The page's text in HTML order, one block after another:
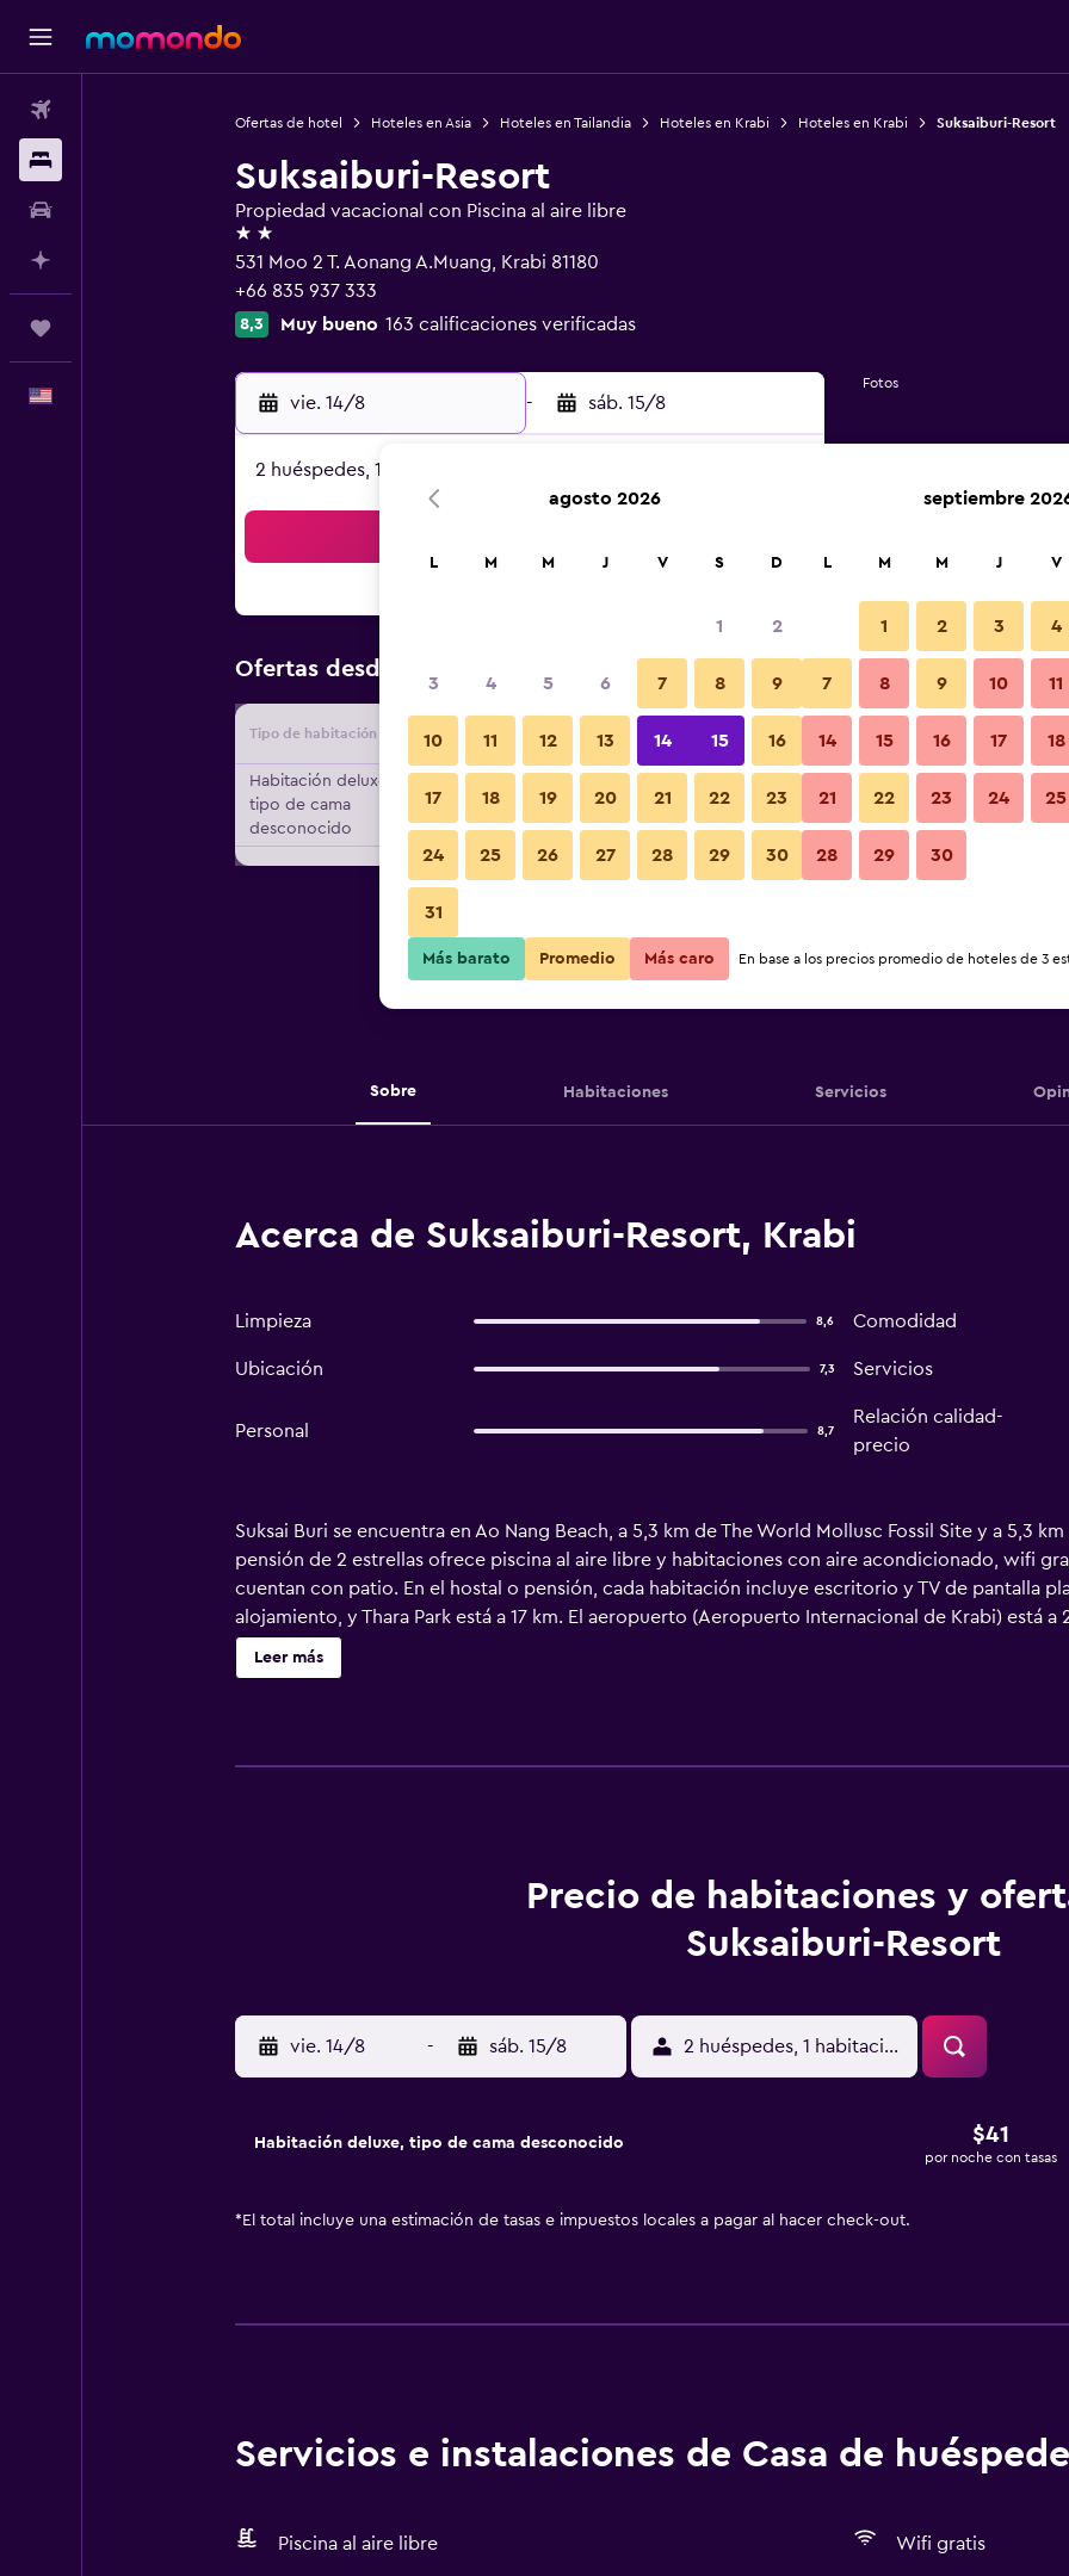
Ofertas de hotel Hoteles en Asia Hoteles en Tailandia Hoteles en Krabi Hoteles en Krabi Suksaiburi-Resort
Suksaiburi-Resort
Propiedad vacacional con Piscina al aire libre
2 estrellas
531 Moo 2 T. Aonang A.Muang, Krabi 81180
+66 835 937 333
8,3 Muy bueno 163 calificaciones verificadas
vie. 14/8 - sáb. 15/8
2 huéspedes, 1 habitación
Ofertas desde Oferta más barata de precio por noche
Tipo de habitación Proveedor Total noche
Habitación deluxe,
tipo de cama
desconocido
$41 Ver oferta
Fotos
Sobre Habitaciones Servicios
Acerca de Suksaiburi-Resort, Krabi
Limpieza 8,6 Comodidad
Ubicación 7,3 Servicios
Personal 8,7
Relación calidad-
precio
Suksai Buri se encuentra en Ao Nang Beach, a 5,3 km de The World Mollusc Fossil Site y a 5,3
pensión de 2 estrellas ofrece piscina al aire libre y habitaciones con aire acondicionado, wifi
cuentan con patio. En el hostal o pensión, cada habitación incluye escritorio y TV de pantalla
alojamiento, y Thara Park está a 17 km. El aeropuerto (Aeropuerto Internacional de Krabi) está a
Leer más
Precio de habitaciones y
Suksaiburi-Resort
vie. 14/8 - sáb. 15/8 2 huéspedes, 1 habitación
Habitación deluxe, tipo de cama desconocido $41
por noche con tasas
* El total incluye una estimación de tasas e impuestos locales a pagar al hacer check-out.
Servicios e instalaciones de Casa de
Piscina al aire libre Wifi gratis
agosto 2026
L M M J V S D
1 2
3 4 5 6 7 8 9
10 11 12 13 14 15 16
17 18 19 20 21 22 23
24 25 26 27 28 29 30
31
septiembre
L M M J V
1 2 3 4
7 8 9 10 11
14 15 16 17 18
21 22 23 24 25
28 29 30
Más barato Promedio Más caro En base a los precios promedio de hoteles de 3